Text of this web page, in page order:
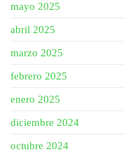
mayo 2025
abril 2025
marzo 2025
febrero 2025
enero 2025
diciembre 2024
octubre 2024